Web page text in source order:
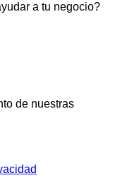
a tu negocio?
de nuestras